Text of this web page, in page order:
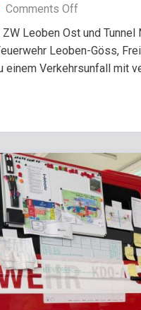
Comments Off
ZW Leoben Ost und
Leoben-Göss,
einem Verkehrsunfall mit